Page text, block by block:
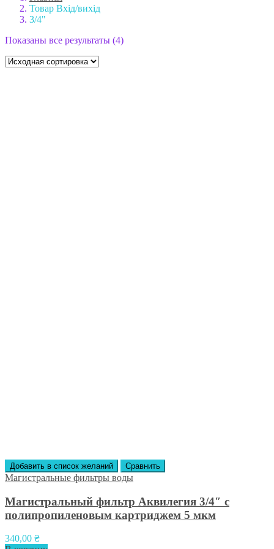
Товар Вхід/вихід
3/4"
Показаны все результаты (4)
Добавить в список желаний Сравнить
Магистральные фильтры воды
Магистральный фильтр Аквилегия 3/4″ с
полипропиленовым картриджем 5 мкм
340,00 ₴